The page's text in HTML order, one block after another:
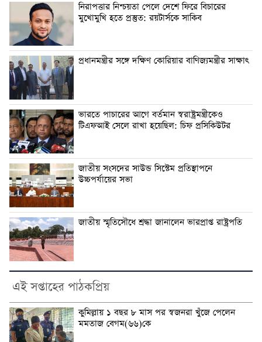
নিরাপত্তার নিশ্চয়তা পেলে দেশে ফিরে বিচারের
মুখোমুখি হতে প্রস্তুত: রয়টার্সকে সাকিব
প্রধানমন্ত্রীর সঙ্গে দক্ষিণ কোরিয়ার বাণিজ্যমন্ত্রীর সাক্ষাৎ
ভারতে পাচারের আগে বর্তমান স্বরাষ্ট্রমন্ত্রীকেও
টিএফআই সেলে রাখা হয়েছিল: চিফ প্রসিকিউটর
জাতীয় সংসদের সাউন্ড সিস্টেম প্রতিস্থাপনে
উচ্চপর্যায়ের সভা
জাতীয় স্মৃতিসৌধে শ্রদ্ধা জানালেন ভারপ্রাপ্ত রাষ্ট্রপতি
এই সপ্তাহের পাঠকপ্রিয়
কুমিল্লায় ১ বছর ৮ মাস পর স্বজনরা খুঁজে পেলেন
মমতাজ বেগম(৬৬)কে